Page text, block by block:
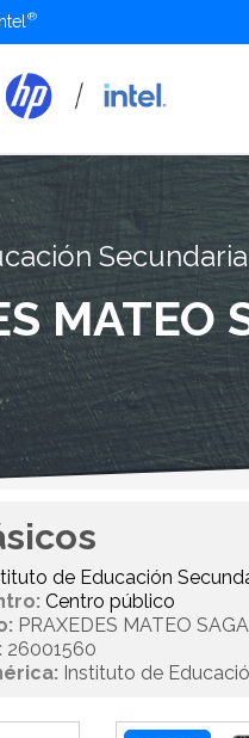
Secundaria
MATEO
de Educación
Centro público
PRAXEDES MATEO
26001560
Instituto de